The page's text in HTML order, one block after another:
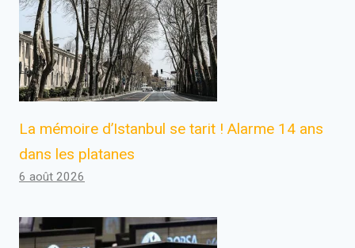
La mémoire d’Istanbul se tarit ! Alarme 14 ans
dans les platanes
6 août 2026